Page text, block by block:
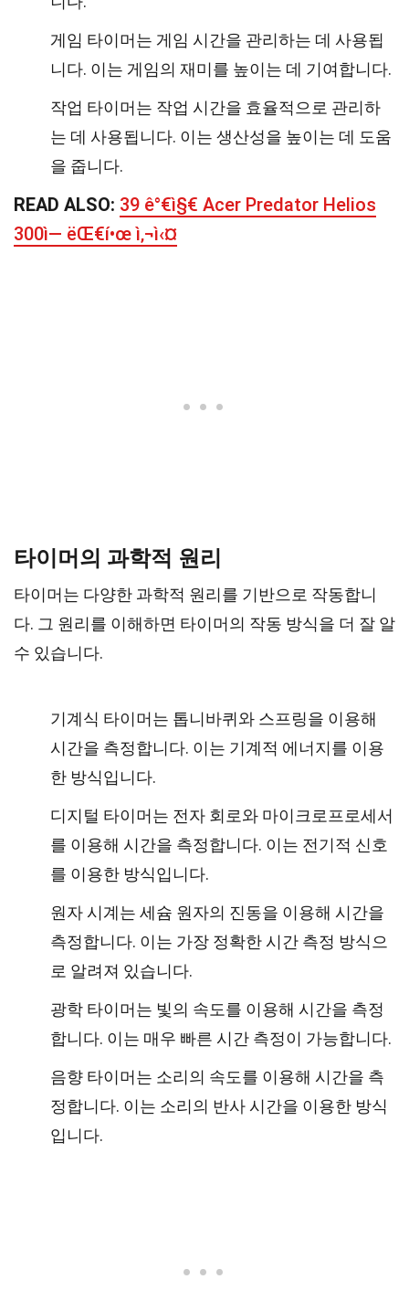
게임 타이머는 게임 시간을 관리하는 데 사용됩
니다. 이는 게임의 재미를 높이는 데 기여합니다.
작업 타이머는 작업 시간을 효율적으로 관리하
는 데 사용됩니다. 이는 생산성을 높이는 데 도움
을 줍니다.
READ ALSO: 39 ê°€ì§€ Acer Predator Helios
300ì— ëŒ€í•œ ì‚¬ì‹¤
타이머의 과학적 원리
타이머는 다양한 과학적 원리를 기반으로 작동합니
다. 그 원리를 이해하면 타이머의 작동 방식을 더 잘 알
수 있습니다.
기계식 타이머는 톱니바퀴와 스프링을 이용해
시간을 측정합니다. 이는 기계적 에너지를 이용
한 방식입니다.
디지털 타이머는 전자 회로와 마이크로프로세서
를 이용해 시간을 측정합니다. 이는 전기적 신호
를 이용한 방식입니다.
원자 시계는 세슘 원자의 진동을 이용해 시간을
측정합니다. 이는 가장 정확한 시간 측정 방식으
로 알려져 있습니다.
광학 타이머는 빛의 속도를 이용해 시간을 측정
합니다. 이는 매우 빠른 시간 측정이 가능합니다.
음향 타이머는 소리의 속도를 이용해 시간을 측
정합니다. 이는 소리의 반사 시간을 이용한 방식
입니다.